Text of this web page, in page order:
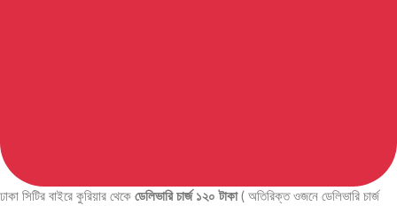
ঢাকা সিটির বাইরে কুরিয়ার থেকে ডেলিভারি চার্জ ১২০ টাকা( অতিরিক্ত ওজনে ডেলিভারি চার্জ